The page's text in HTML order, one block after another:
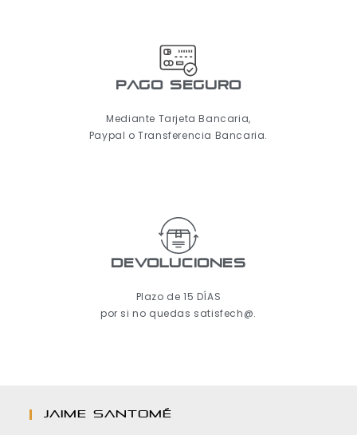
pago seguro
Mediante Tarjeta Bancaria,
Paypal o Transferencia Bancaria.
Devoluciones
Plazo de 15 DÍAS
por si no quedas satisfech@.
JAIME SANTOMÉ